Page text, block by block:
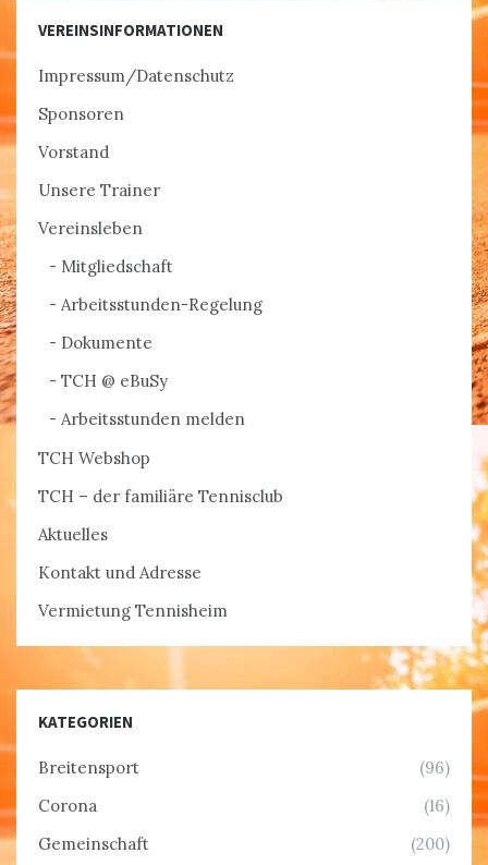
VEREINSINFORMATIONEN
Impressum/Datenschutz
Sponsoren
Vorstand
Unsere Trainer
Vereinsleben
Mitgliedschaft
Arbeitsstunden-Regelung
Dokumente
TCH @ eBuSy
Arbeitsstunden melden
TCH Webshop
TCH – der familiäre Tennisclub
Aktuelles
Kontakt und Adresse
Vermietung Tennisheim
KATEGORIEN
Breitensport
(96)
Corona
(16)
Gemeinschaft
(200)